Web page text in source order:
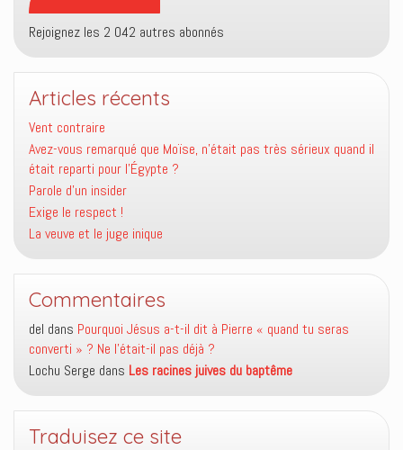
Rejoignez les 2 042 autres abonnés
Articles récents
Vent contraire
Avez-vous remarqué que Moïse, n’était pas très sérieux quand il
était reparti pour l’Égypte ?
Parole d’un insider
Exige le respect !
La veuve et le juge inique
Commentaires
del dans Pourquoi Jésus a-t-il dit à Pierre « quand tu seras
converti » ? Ne l’était-il pas déjà ?
Lochu Serge dans Les racines juives du baptême
Traduisez ce site